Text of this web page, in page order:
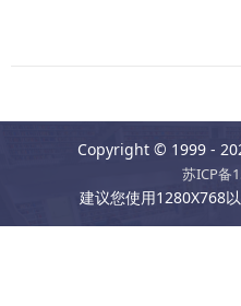
Copyright © 1999 -
苏ICP备
建议您使用1280X768